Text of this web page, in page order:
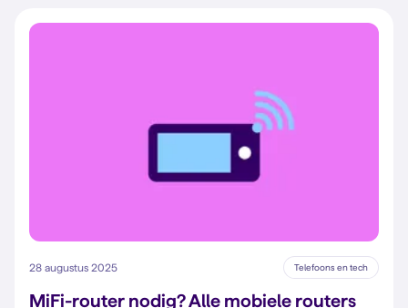
28 augustus 2025 Telefoons en tech
MiFi-router nodig? Alle mobiele routers